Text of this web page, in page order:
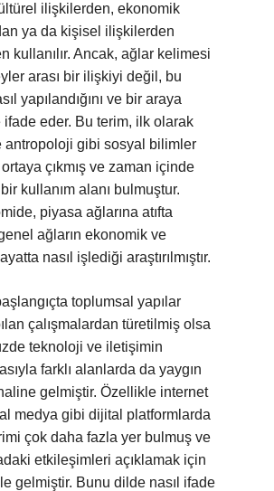
ilişkilerden, ekonomik
ya da kişisel ilişkilerden
kullanılır. Ancak, ağlar kelimesi
arası bir ilişkiyi değil, bu
yapılandığını ve bir araya
eder. Bu terim, ilk olarak
antropoloji gibi sosyal bilimler
çıkmış ve zaman içinde
kullanım alanı bulmuştur.
piyasa ağlarına atıfta
ağların ekonomik ve
nasıl işlediği araştırılmıştır.
toplumsal yapılar
çalışmalardan türetilmiş olsa
teknoloji ve iletişimin
farklı alanlarda da yaygın
gelmiştir. Özellikle internet
medya gibi dijital platformlarda
çok daha fazla yer bulmuş ve
etkileşimleri açıklamak için
gelmiştir. Bunu dilde nasıl ifade